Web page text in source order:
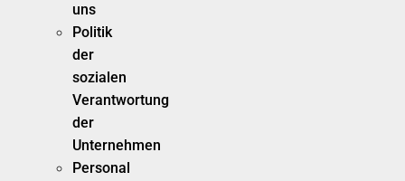
uns
Politik
der
sozialen
Verantwortung
der
Unternehmen
Personal